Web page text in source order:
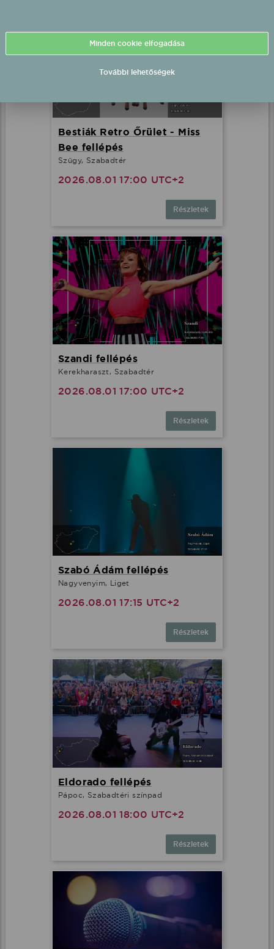
Bestiák Retro Őrület - Miss
Bee fellépés
Szügy, Szabadtér
2026.08.01 17:00 UTC+2
Részletek
Szandi fellépés
Kerekharaszt, Szabadtér
2026.08.01 17:00 UTC+2
Részletek
Szabó Ádám fellépés
Nagyvenyim, Liget
2026.08.01 17:15 UTC+2
Részletek
Eldorado fellépés
Pápoc, Szabadtéri színpad
2026.08.01 18:00 UTC+2
Részletek
Minden cookie elfogadása
További lehetőségek